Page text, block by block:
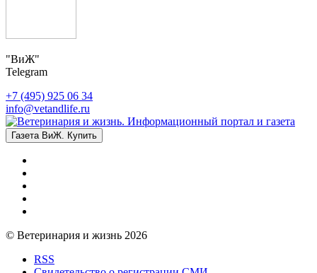
"ВиЖ"
Telegram
+7 (495) 925 06 34
info@vetandlife.ru
Газета ВиЖ. Купить
© Ветеринария и жизнь 2026
RSS